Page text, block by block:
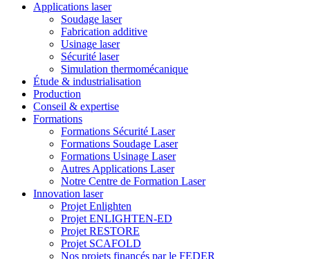
Applications laser
Soudage laser
Fabrication additive
Usinage laser
Sécurité laser
Simulation thermomécanique
Étude & industrialisation
Production
Conseil & expertise
Formations
Formations Sécurité Laser
Formations Soudage Laser
Formations Usinage Laser
Autres Applications Laser
Notre Centre de Formation Laser
Innovation laser
Projet Enlighten
Projet ENLIGHTEN-ED
Projet RESTORE
Projet SCAFOLD
Nos projets financés par le FEDER